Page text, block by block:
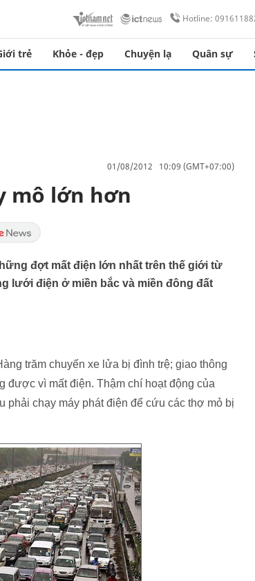
Hotline:
trẻ Khỏe - đẹp Chuyện lạ Quân sự
01/08/2012 10:09 (GMT+07:00)
mô lớn hơn
đợt mất điện lớn nhất trên thế giới từ
lưới điện ở miền bắc và miền đông đất
trăm chuyến xe lửa bị đình trệ; giao thông
được vì mất điện. Thậm chí hoạt động của
chạy máy phát điện để cứu các thợ mỏ bị